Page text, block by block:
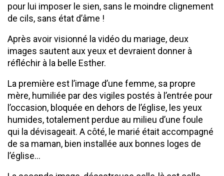
pour lui imposer le sien, sans le moindre clignement
de cils, sans état d’âme !
Après avoir visionné la vidéo du mariage, deux
images sautent aux yeux et devraient donner à
réfléchir à la belle Esther.
La première est l’image d’une femme, sa propre
mère, humiliée par des vigiles postés à l’entrée pour
l’occasion, bloquée en dehors de l’église, les yeux
humides, totalement perdue au milieu d’une foule
qui la dévisageait. A côté, le marié était accompagné
de sa maman, bien installée aux bonnes loges de
l’église…